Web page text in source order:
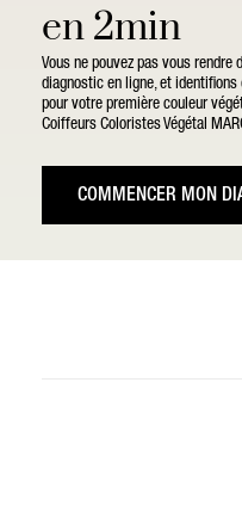
en 2min
Vous ne pouvez pas vous
diagnostic en ligne, et
pour votre première couleur
Coiffeurs Coloristes Végétal
COMMENCER MON